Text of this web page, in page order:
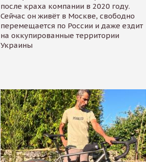
после краха компании в 2020 году.
Сейчас он живёт в Москве, свободно
перемещается по России и даже ездит
на оккупированные территории
Украины